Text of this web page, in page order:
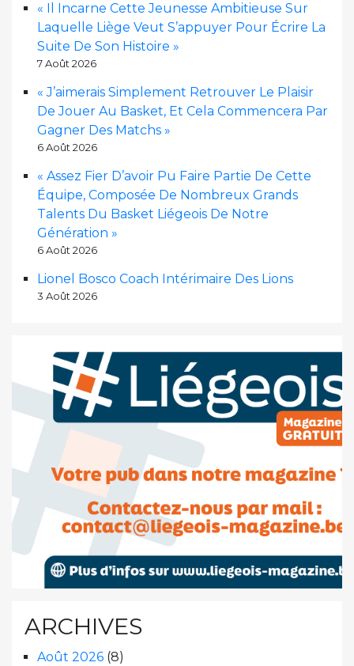
« Il Incarne Cette Jeunesse Ambitieuse Sur
Laquelle Liège Veut S’appuyer Pour Écrire La
Suite De Son Histoire »
7 Août 2026
« J’aimerais Simplement Retrouver Le Plaisir
De Jouer Au Basket, Et Cela Commencera Par
Gagner Des Matchs »
6 Août 2026
« Assez Fier D’avoir Pu Faire Partie De Cette
Équipe, Composée De Nombreux Grands
Talents Du Basket Liégeois De Notre
Génération »
6 Août 2026
Lionel Bosco Coach Intérimaire Des Lions
3 Août 2026
ARCHIVES
Août 2026 (8)